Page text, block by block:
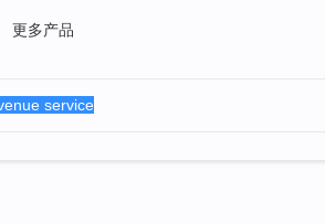
更多产品